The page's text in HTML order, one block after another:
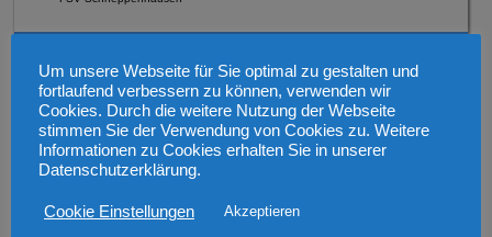
SV 1921 Guntersblum
Um unsere Webseite für Sie optimal zu gestalten und
fortlaufend verbessern zu können, verwenden wir
Cookies. Durch die weitere Nutzung der Webseite
stimmen Sie der Verwendung von Cookies zu. Weitere
Informationen zu Cookies erhalten Sie in unserer
Datenschutzerklärung.
Cookie Einstellungen Akzeptieren